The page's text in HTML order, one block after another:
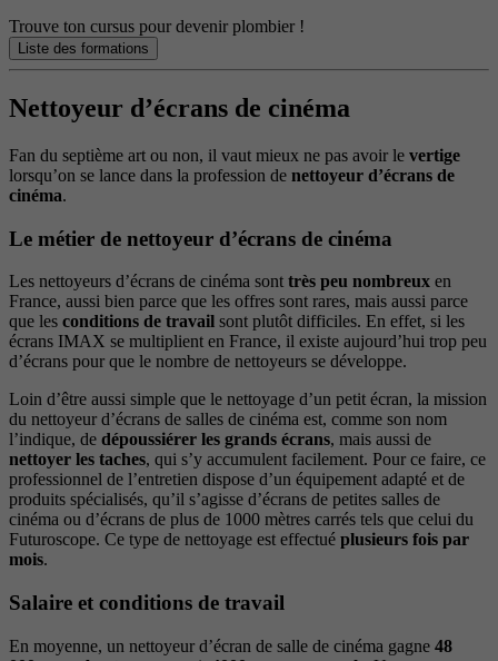
Trouve ton cursus pour devenir plombier !
Liste des formations
Nettoyeur d’écrans de cinéma
Fan du septième art ou non, il vaut mieux ne pas avoir le vertige
lorsqu’on se lance dans la profession de nettoyeur d’écrans de
cinéma.
Le métier de nettoyeur d’écrans de cinéma
Les nettoyeurs d’écrans de cinéma sont très peu nombreux en
France, aussi bien parce que les offres sont rares, mais aussi parce
que les conditions de travail sont plutôt difficiles. En effet, si les
écrans IMAX se multiplient en France, il existe aujourd’hui trop peu
d’écrans pour que le nombre de nettoyeurs se développe.
Loin d’être aussi simple que le nettoyage d’un petit écran, la mission
du nettoyeur d’écrans de salles de cinéma est, comme son nom
l’indique, de dépoussiérer les grands écrans, mais aussi de
nettoyer les taches, qui s’y accumulent facilement. Pour ce faire, ce
professionnel de l’entretien dispose d’un équipement adapté et de
produits spécialisés, qu’il s’agisse d’écrans de petites salles de
cinéma ou d’écrans de plus de 1000 mètres carrés tels que celui du
Futuroscope. Ce type de nettoyage est effectué plusieurs fois par
mois.
Salaire et conditions de travail
En moyenne, un nettoyeur d’écran de salle de cinéma gagne 48